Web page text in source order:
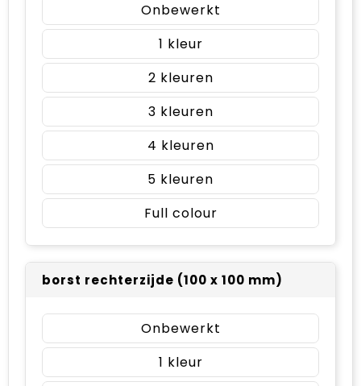
Onbewerkt
1
2
3
4
5
Full colour
borst rechterzijde (100 x 100 mm)
Onbewerkt
1